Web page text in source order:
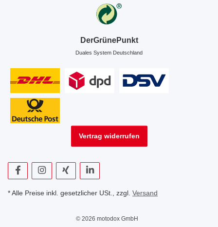
DerGrünePunkt
Duales System Deutschland
Vertrag widerrufen
* Alle Preise inkl. gesetzlicher USt., zzgl. Versand
© 2026 motodox GmbH